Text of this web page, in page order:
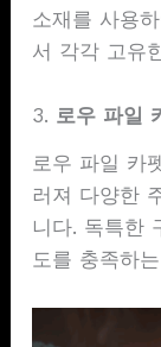
소재를 사용
서 각각 고유
3. 로우 파일
로우 파일 카
러져 다양한
니다. 독특한
도를 충족하